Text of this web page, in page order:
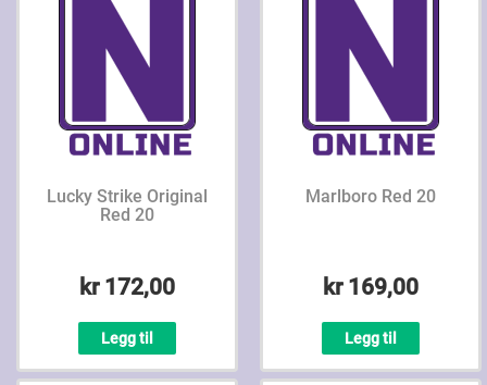
Lucky Strike Original
Red 20
kr 172,00
Legg til
Marlboro Red 20
kr 169,00
Legg til